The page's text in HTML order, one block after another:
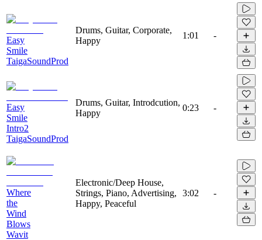
Easy
Smile
TaigaSoundProd
Drums, Guitar, Corporate,
Happy
1:01 -
Easy
Smile
Intro2
TaigaSoundProd
Drums, Guitar, Introdcution,
Happy
0:23 -
Where
the
Wind
Blows
Wavit
Electronic/Deep House,
Strings, Piano, Advertising,
Happy, Peaceful
3:02 -